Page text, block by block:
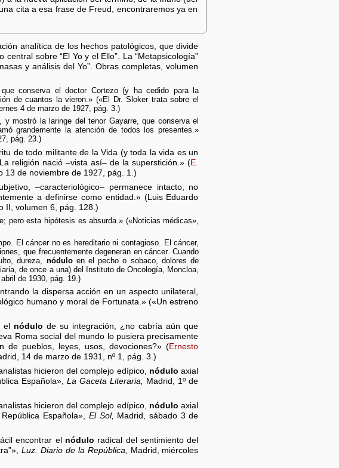
cita a esa frase de Freud, encontraremos ya en
analítica de los hechos patológicos, que divide
central sobre “El Yo y el Ello”. La “Metapsicología”
y análisis del Yo”. Obras completas, volumen
conserva el doctor Cortezo (y ha cedido para la
de cuantos la vieron.» («El Dr. Sloker trata sobre el
4 de marzo de 1927, pág. 3.)
mostró la laringe del tenor Gayarre, que conserva el
grandemente la atención de todos los presentes.»
pág. 23.)
de todo militante de la Vida (y toda la vida es un
religión nació –vista así– de la superstición.» (E.
13 de noviembre de 1927, pág. 1.)
–caracteriológico– permanece intacto, no
a definirse como entidad.» (Luis Eduardo
II, volumen 6, pág. 128.)
pero esta hipótesis es absurda.» («Noticias médicas»,
El cáncer no es hereditario ni contagioso. El cáncer,
que frecuentemente degeneran en cáncer. Cuando
dureza, nóduloen el pecho o sobaco, dolores de
de once a una) del Instituto de Oncología, Moncloa,
de 1930, pág. 19.)
la dispersa acción en un aspecto unilateral,
humano y moral de Fortunata.» («Un estreno
el nódulo de su integración, ¿no cabría aún que
Roma social del mundo lo pusiera precisamente
de pueblos, leyes, usos, devociones?» (Ernesto
14 de marzo de 1931, nº 1, pág. 3.)
hicieron del complejo edípico, nódulo axial
Española», La Gaceta Literaria,
Madrid, 1º de
hicieron del complejo edípico, nódulo axial
Española», El Sol,
Madrid, sábado 3 de
encontrar el nódulo radical del sentimiento del
Luz. Diario de la República,
Madrid, miércoles